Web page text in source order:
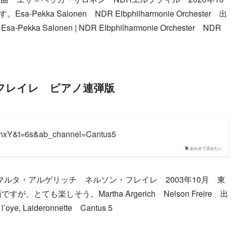
。Esa-Pekka Salonen NDR Elbphilharmonie Orchester 出
Pekka Salonen | NDR Elbphilharmonie Orchester NDR
レイレ ピアノ連弾版
あわせて読みたい
ルタ・アルゲリッチ ネルソン・フレイレ 2003年10月 東
すが、とても楽しそう。Martha Argerich Nelson Freire 出
Laideronnette Cantus 5